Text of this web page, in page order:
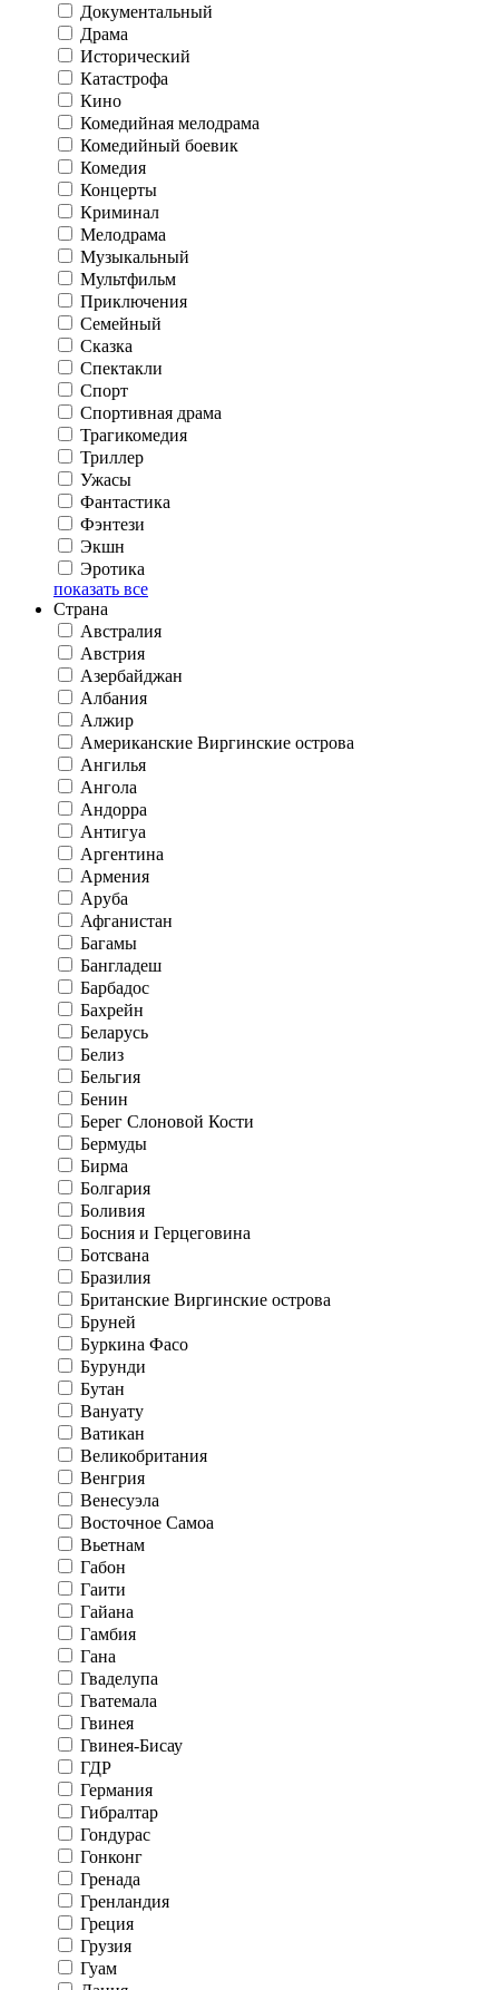
Документальный
Драма
Исторический
Катастрофа
Кино
Комедийная мелодрама
Комедийный боевик
Комедия
Концерты
Криминал
Мелодрама
Музыкальный
Мультфильм
Приключения
Семейный
Сказка
Спектакли
Спорт
Спортивная драма
Трагикомедия
Триллер
Ужасы
Фантастика
Фэнтези
Экшн
Эротика
показать все
Страна
Австралия
Австрия
Азербайджан
Албания
Алжир
Американские Виргинские острова
Ангилья
Ангола
Андорра
Антигуа
Аргентина
Армения
Аруба
Афганистан
Багамы
Бангладеш
Барбадос
Бахрейн
Беларусь
Белиз
Бельгия
Бенин
Берег Слоновой Кости
Бермуды
Бирма
Болгария
Боливия
Босния и Герцеговина
Ботсвана
Бразилия
Британские Виргинские острова
Бруней
Буркина Фасо
Бурунди
Бутан
Вануату
Ватикан
Великобритания
Венгрия
Венесуэла
Восточное Самоа
Вьетнам
Габон
Гаити
Гайана
Гамбия
Гана
Гваделупа
Гватемала
Гвинея
Гвинея-Бисау
ГДР
Германия
Гибралтар
Гондурас
Гонконг
Гренада
Гренландия
Греция
Грузия
Гуам